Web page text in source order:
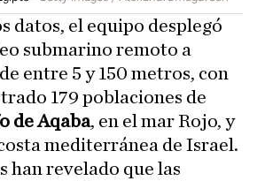
datos, el equipo desplegó
submarino remoto a
entre 5 y 150 metros, con
179 poblaciones de
de Aqaba, en el mar Rojo, y
mediterránea de Israel.
han revelado que las